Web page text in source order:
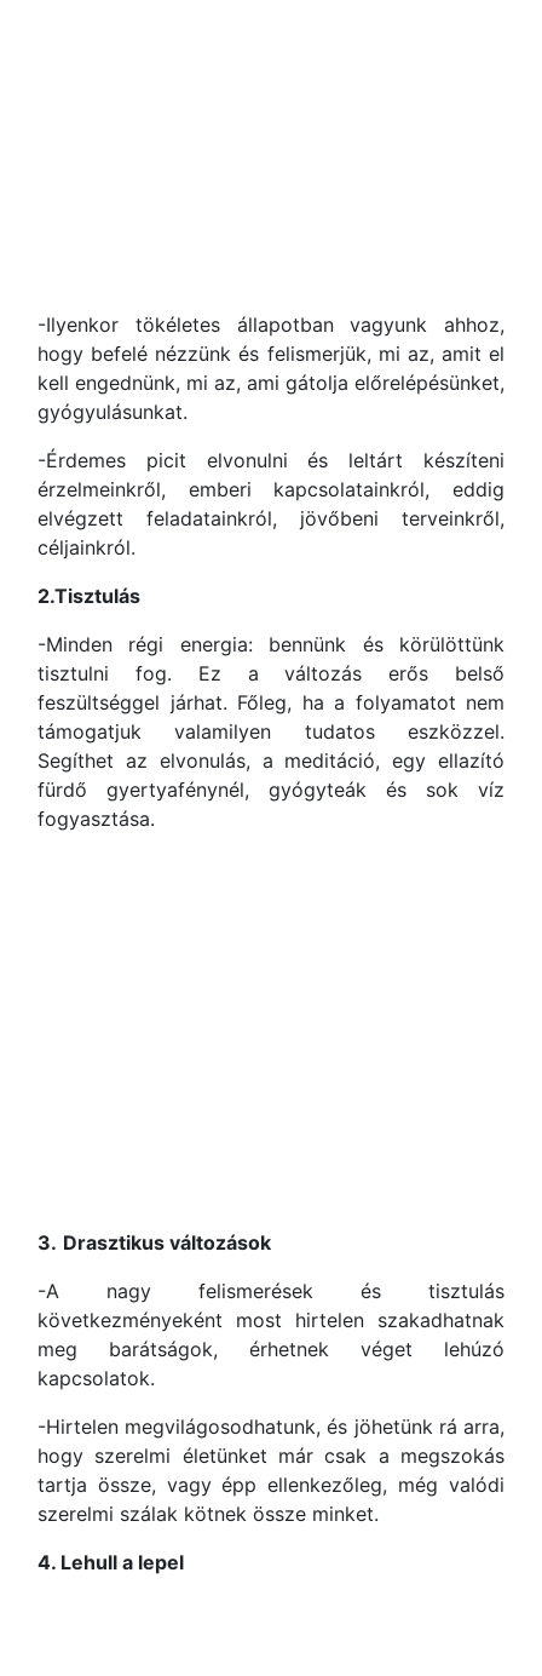
-Ilyenkor tökéletes állapotban vagyunk ahhoz,
hogy befelé nézzünk és felismerjük, mi az, amit el
kell engednünk, mi az, ami gátolja előrelépésünket,
gyógyulásunkat.
-Érdemes picit elvonulni és leltárt készíteni
érzelmeinkről, emberi kapcsolatainkról, eddig
elvégzett feladatainkról, jövőbeni terveinkről,
céljainkról.
2.Tisztulás
-Minden régi energia: bennünk és körülöttünk
tisztulni fog. Ez a változás erős belső
feszültséggel járhat. Főleg, ha a folyamatot nem
támogatjuk valamilyen tudatos eszközzel.
Segíthet az elvonulás, a meditáció, egy ellazító
fürdő gyertyafénynél, gyógyteák és sok víz
fogyasztása.
3. Drasztikus változások
-A nagy felismerések és tisztulás
következményeként most hirtelen szakadhatnak
meg barátságok, érhetnek véget lehúzó
kapcsolatok.
-Hirtelen megvilágosodhatunk, és jöhetünk rá arra,
hogy szerelmi életünket már csak a megszokás
tartja össze, vagy épp ellenkezőleg, még valódi
szerelmi szálak kötnek össze minket.
4. Lehull a lepel